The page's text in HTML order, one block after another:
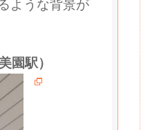
ような背景が
園駅）